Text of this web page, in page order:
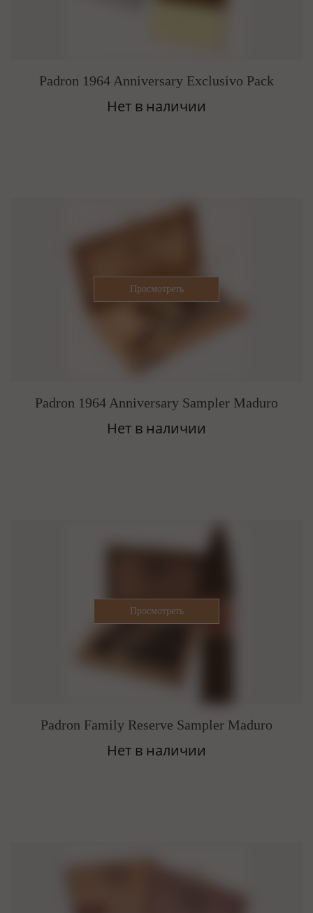
Padron 1964 Anniversary Exclusivo Pack
Нет в наличии
Padron 1964 Anniversary Sampler Maduro
Нет в наличии
Padron Family Reserve Sampler Maduro
Нет в наличии